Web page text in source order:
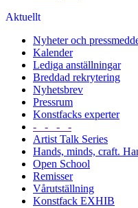
Aktuellt
Nyheter och
Kalender
Lediga anställningar
Breddad rekrytering
Nyhetsbrev
Pressrum
Konstfacks experter
- - - -
Artist Talk Series
Hands, minds, craft.
Open School
Remisser
Vårutställning
Konstfack EXHIB